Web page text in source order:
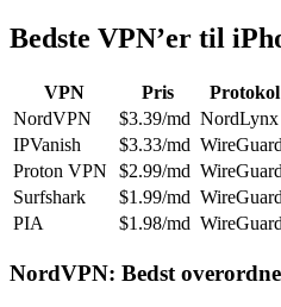
Bedste VPN’er til
VPN Pris Protokol
NordVPN
$3.39/md NordLynx
IPVanish
$3.33/md WireGuard
Proton VPN
$2.99/md WireGuard
Surfshark
$1.99/md WireGuard
PIA
$1.98/md WireGuard
NordVPN: Bedst